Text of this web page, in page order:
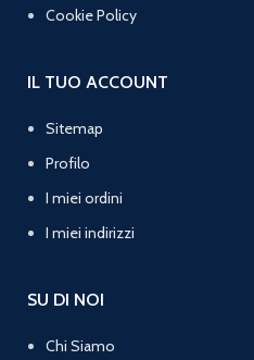
Cookie Policy
IL TUO ACCOUNT
Sitemap
Profilo
I miei ordini
I miei indirizzi
SU DI NOI
Chi Siamo